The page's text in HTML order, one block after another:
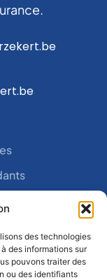
des technologies
des informations sur
pouvons traiter des
ou des identifiants